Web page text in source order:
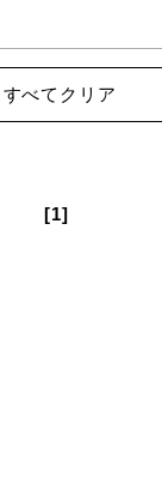
すべてクリア
[1]